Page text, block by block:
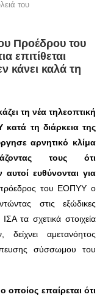
του
Προέδρου του
επιτίθεται
κάνει καλά τη
τη νέα τηλεοπτική
τη διάρκεια της
αρνητικό κλίμα
τους ότι
ευθύνονται για
του ΕΟΠΥΥ ο
στις εξώδικες
τα σχετικά στοιχεία
αμετανόητος
σύσσωμου του
επαίρεται ότι